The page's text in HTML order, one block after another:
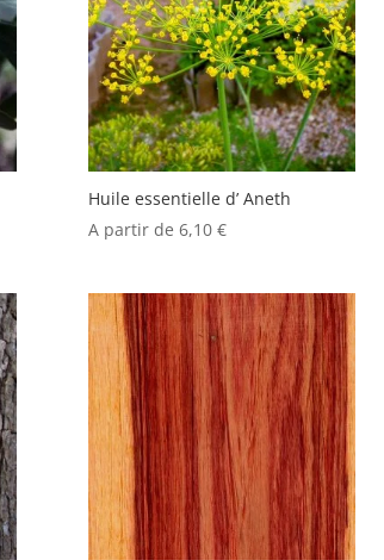
Huile essentielle d’ Aneth
A partir de 6,10 €